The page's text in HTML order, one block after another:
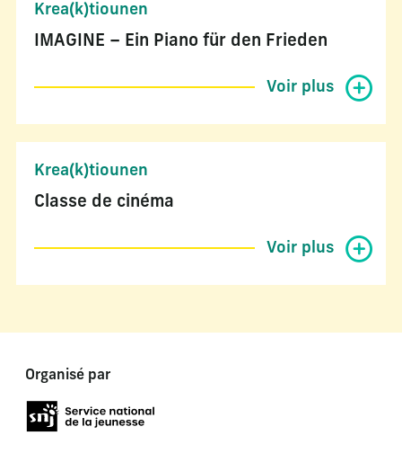
Krea(k)tiounen
IMAGINE – Ein Piano für den Frieden
Voir plus
Krea(k)tiounen
Classe de cinéma
Voir plus
Organisé par